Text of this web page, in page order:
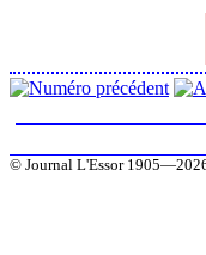
© Journal L'Essor